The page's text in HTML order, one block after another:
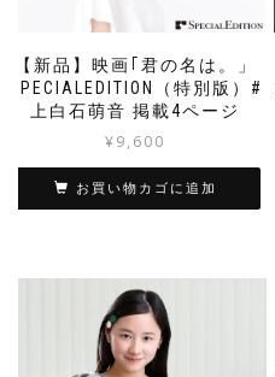
【新品】映画｢君の名は。」
SPECIALEDITION（特別版）#
上白石萌音 掲載4ページ
¥9,600
お買い物カゴに追加